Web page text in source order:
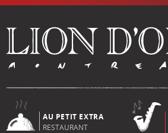
AU PETIT EXTRA
RESTAURANT